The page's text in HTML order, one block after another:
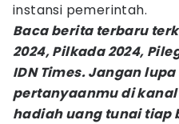
instansi pemerintah.
Baca berita terbaru
2024, Pilkada 2024,
IDN Times. Jangan
pertanyaanmu di kanal
hadiah uang tunai tiap